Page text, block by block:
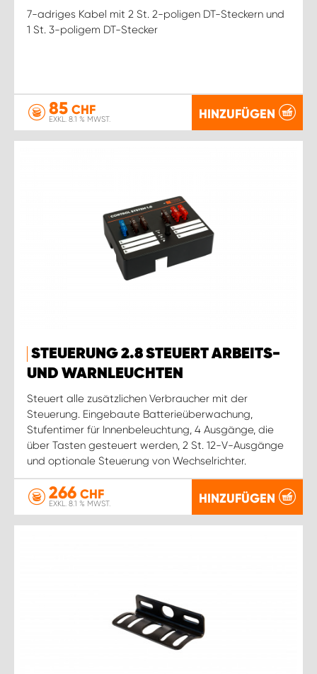
7-adriges Kabel mit 2 St. 2-poligen DT-Steckern und
1 St. 3-poligem DT-Stecker
85 CHF
EXKL. 8.1 % MWST. HINZUFÜGEN
STEUERUNG 2.8 STEUERT ARBEITS-
UND WARNLEUCHTEN
Steuert alle zusätzlichen Verbraucher mit der
Steuerung. Eingebaute Batterieüberwachung,
Stufentimer für Innenbeleuchtung, 4 Ausgänge, die
über Tasten gesteuert werden, 2 St. 12-V-Ausgänge
und optionale Steuerung von Wechselrichter.
266 CHF
EXKL. 8.1 % MWST. HINZUFÜGEN